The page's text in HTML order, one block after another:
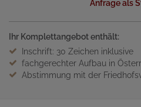
Anfrage als
Ihr Komplettangebot enthält:
Inschrift: 30 Zeichen inklusive
fachgerechter Aufbau in
Abstimmung mit der